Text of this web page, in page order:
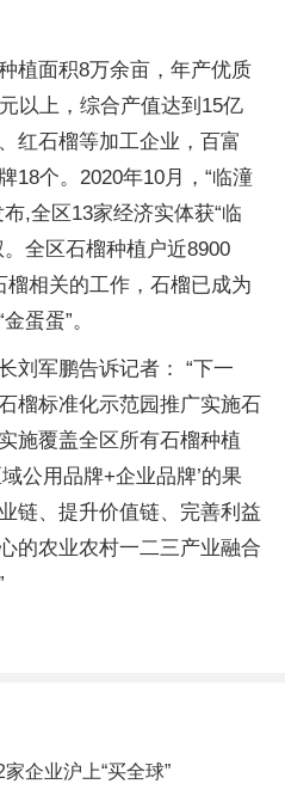
植面积8万余亩，年产优质
以上，综合产值达到15亿
红石榴等加工企业，百富
18个。2020年10月，“临潼
,全区13家经济实体获“临
全区石榴种植户近8900
相关的工作，石榴已成为
蛋蛋”。
刘军鹏告诉记者： “下一
榴标准化示范园推广实施石
施覆盖全区所有石榴种植
公用品牌+企业品牌’的果
链、提升价值链、完善利益
的农业农村一二三产业融合
企业沪上“买全球”